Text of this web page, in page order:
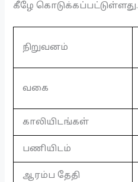
கீழே கொடுக்கப்பட்டுள்ளது.
நிறுவனம்
வகை
காலியிடங்கள்
பணியிடம்
ஆரம்ப தேதி